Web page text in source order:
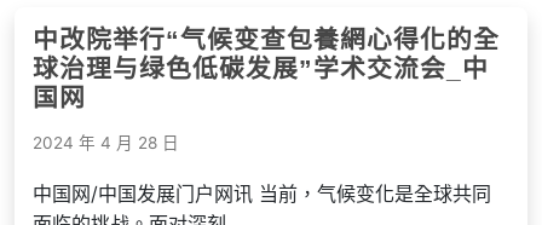
中改院举行“气候变查包養網心得化的全
球治理与绿色低碳发展”学术交流会_中
国网
2024 年 4 月 28 日
中国网/中国发展门户网讯 当前，气候变化是全球共同